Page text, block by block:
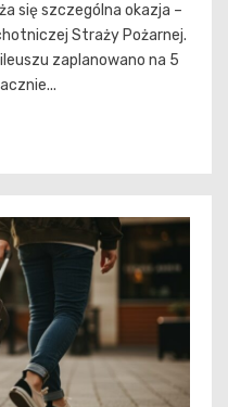
się szczególna okazja –
Straży Pożarnej.
zaplanowano na 5